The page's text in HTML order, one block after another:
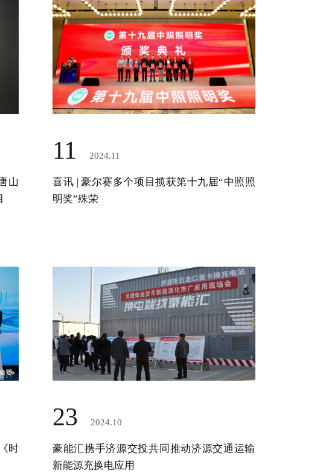
山
11 2024.11
喜讯 | 豪尔赛多个项目揽获第十九届“中照照
明奖”殊荣
时
23 2024.10
‌豪能汇携手济源交投共同推动济源交通运输
新能源充换电应用